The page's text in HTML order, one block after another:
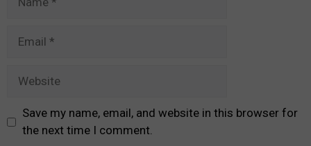
Save my name, email, and website in this browser for
the next time I comment.